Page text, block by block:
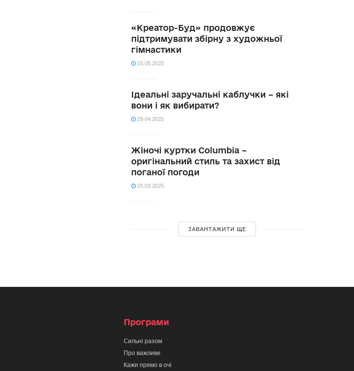
«Креатор-Буд» продовжує
підтримувати збірну з художньої
гімнастики
15.05.2025
Ідеальні заручальні каблучки – які
вони і як вибирати?
29.04.2025
Жіночі куртки Columbia –
оригінальний стиль та захист від
поганої погоди
25.03.2025
ЗАВАНТАЖИТИ ЩЕ
Програми
Сильні разом
Про важливе
Кажи прямо в очі